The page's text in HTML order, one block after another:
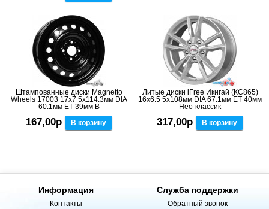
Штампованные диски Magnetto
Wheels 17003 17x7 5x114.3мм DIA
60.1мм ET 39мм B
167,00р В корзину
Литые диски iFree Икигай (КС865)
16x6.5 5x108мм DIA 67.1мм ET 40мм
Нео-классик
317,00р В корзину
Информация
Контакты
Служба поддержки
Обратный звонок